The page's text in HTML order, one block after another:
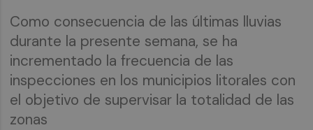
Como consecuencia de las últimas lluvias
durante la presente semana, se ha
incrementado la frecuencia de las
inspecciones en los municipios litorales con
el objetivo de supervisar la totalidad de las
zonas